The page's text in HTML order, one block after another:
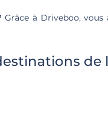
Grâce à Driveboo,